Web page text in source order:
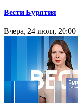
Вести Бурятия
Вчера, 24 июля, 20:00